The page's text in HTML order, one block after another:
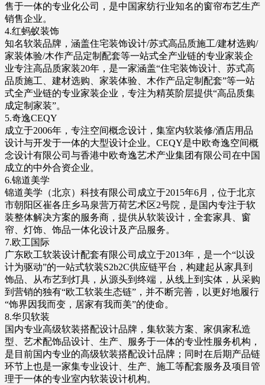
售于一体的专业化公司，是中国家纺行业知名的窗帘布艺生产
销售企业。
4.红蚂蚁装饰
知名软装品牌，涵盖住宅装饰设计/苏式高品质施工/建材选购/
家装体验/木作产品定制配套等一站式全产业链的专业家装企
业专注高品质家装20年，是一家涵盖“住宅装饰设计、苏式高
品质施工、建材选购、家装体验、木作产品定制配套”等一站
式全产业链的专业家装企业，专注为精英阶层提供“高品质集
成定制家装”。
5.奇逸CEQY
成立于2006年，专注空间概念设计，集室内软装修/酒店用品
设计与开发于一体的大型设计企业。CEQY是中欧奇逸空间概
念设计有限公司与香港中欧奇逸艺术产业集团有限公司在中国
成立的中外合资企业。
6.锦道美学
锦道美学（北京）科技有限公司成立于2015年6月，位于北京
市朝阳区崔各庄乡马泉营万荷艺术区2号院，是国内专注于软
装整体解决方案的服务商，提供从软装设计，全套家具、窗
帘、灯饰、饰品一体化设计及产品服务。
7.欧工国际
广东欧工软装设计配套有限公司成立于2013年，是一个“以设
计为驱动”的一站式软装S2b2C供应链平台，构建起从家具到
饰品、从布艺到灯具，从源头到终端，从线上到实体，从采购
到营销的独有“欧工软装生态链”，并不断完善，以更好地履行
“饰界因我而变，居家有我而美”的使命。
8.华贝软装
国内专业高级软装搭配设计品牌，集软装方案、家俱家私造
型、艺术配饰品设计、生产、服务于一体的专业性服务机构，
是目前国内专业的高级软装搭配设计品牌；同时在后期产品链
环节上也是一家集专业设计、生产、施工等配套服务及项目管
理于一体的专业室内软装设计机构。